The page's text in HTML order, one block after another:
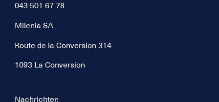
043 501 67 78
Milenia SA
Route de la Conversion 314
1093 La Conversion
Nachrichten